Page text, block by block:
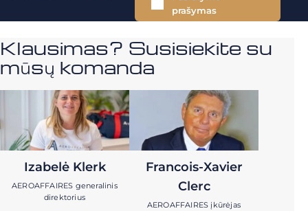
prašymas
Klausimas? Susisiekite su
mūsų komanda
Izabelė Klerk
AEROAFFAIRES generalinis
direktorius
Francois-Xavier
Clerc
AEROAFFAIRES įkūrėjas